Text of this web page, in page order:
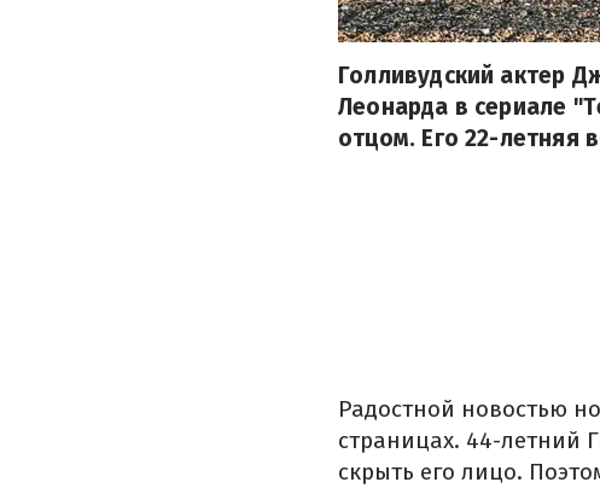
Голливудский актер
Леонарда в сериале
отцом. Его 22-летняя
Радостной новостью
страницах. 44-летний
скрыть его лицо.